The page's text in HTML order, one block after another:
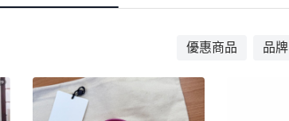
優惠商品 品牌